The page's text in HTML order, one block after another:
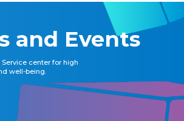
and Events
Service center for high
well-being.